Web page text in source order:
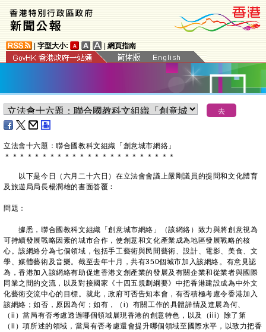
字型大小: 網頁指南
立法會十六題：聯合國教科文組織「創意城市網絡」
＊ ＊ ＊ ＊ ＊ ＊ ＊ ＊ ＊ ＊ ＊ ＊ ＊ ＊ ＊ ＊ ＊ ＊ ＊ ＊ ＊ ＊ ＊
​以下是今日（六月二十六日）在立法會會議上嚴剛議員的提問和文化體育
及旅遊局局長楊潤雄的書面答覆︰
問題：
據悉，聯合國教科文組織「創意城市網絡」（該網絡）致力與將創意視為
可持續發展戰略因素的城市合作，使創意和文化產業成為地區發展戰略的核
心。該網絡分為七個領域，包括手工藝術與民間藝術、設計、電影、美食、文
學、媒體藝術及音樂。截至去年十月，共有350個城市加入該網絡。有意見認
為，香港加入該網絡有助促進香港文創產業的發展及有關企業和從業者與國際
同業之間的交流，以及對接國家《十四五規劃綱要》中把香港建設成為中外文
化藝術交流中心的目標。就此，政府可否告知本會，有否積極考慮令香港加入
該網絡；如否，原因為何；如有，（i）有關工作的具體詳情及進展為何、
（ii）當局有否考慮透過哪個領域展現香港的創意特色，以及（iii）除了第
（ii）項所述的領域，當局有否考慮還會提升哪個領域至國際水平，以致力把香